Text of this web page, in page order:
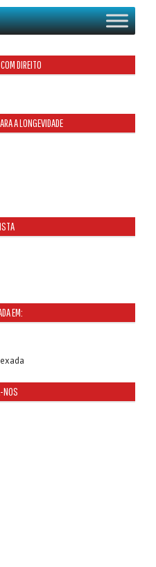
DIREITO
A LONGEVIDADE
EM:
NOS